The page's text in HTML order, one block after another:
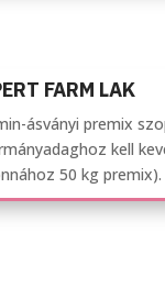
FARM LAK
ásványi premix
kell
50 kg premix).